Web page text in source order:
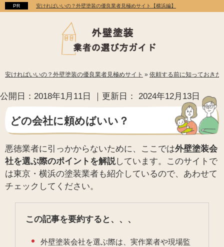
安ければいいの？外壁塗装の優良業者見極めサイト【横浜編】
安ければいいの？外壁塗装の優良業者見極めサイト » 依頼する前に知っておきた
公開日： 2018年1月11日 ｜更新日： 2024年12月13日
どの会社に頼めばいい？
悪徳業者に引っかからないために、ここでは外壁塗装会
社を選ぶ際のポイントを解説しています。このサイトで
は東京・横浜の塗装業者も紹介しているので、あわせて
チェックしてください。
この記事を要約すると、、、
外壁塗装会社を選ぶ際は、実作業者や現場監